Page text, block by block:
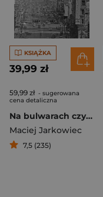
KSIĄŻKA
39,99 zł
59,99 zł - sugerowana
cena detaliczna
Na bulwarach czyhają potwory. Filmowa historia Ameryki
Maciej Jarkowiec
7,5 (235)